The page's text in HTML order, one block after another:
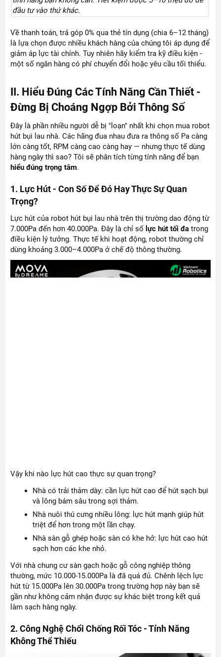
đầu tư vào thứ khác.
Về thanh toán, trả góp 0% qua thẻ tín dụng (chia 6–12 tháng)
là lựa chọn được nhiều khách hàng của chúng tôi áp dụng để
giảm áp lực tài chính. Tuy nhiên hãy kiểm tra kỹ điều kiện -
một số ngân hàng có phí chuyển đổi hoặc yêu cầu tối thiểu.
II. Hiểu Đúng Các Tính Năng Cần Thiết -
Đừng Bị Choáng Ngợp Bởi Thông Số
Đây là phần nhiều người dễ bị "loạn" nhất khi chọn mua robot
hút bụi lau nhà. Các hãng đua nhau đưa ra thông số Pa càng
lớn càng tốt, RPM càng cao càng hay — nhưng thực tế dùng
hàng ngày thì sao? Tôi sẽ phân tích từng tính năng để bạn
hiểu đúng trọng tâm.
1. Lực Hút - Con Số Để Đó Hay Thực Sự Quan
Trọng?
Lực hút của robot hút bụi lau nhà trên thị trường dao động từ
7.000Pa đến hơn 40.000Pa. Đây là chỉ số lực hút tối đa trong
điều kiện lý tưởng. Thực tế khi hoạt động, robot thường chỉ
dùng khoảng 3.000–4.000Pa ở chế độ thông thường.
Vậy khi nào lực hút cao thực sự quan trọng?
Nhà có trải thảm dày: cần lực hút cao để hút sạch bụi
và lông bám sâu trong sợi thảm.
Nhà nuôi thú cưng nhiều lông: lực hút mạnh giúp hút
triệt để hơn trong một lần chạy.
Nhà sàn gỗ ghép hoặc sàn có khe hở: lực hút cao hút
sạch hơn các khe nhỏ.
Với nhà chung cư sàn gạch hoặc gỗ công nghiệp thông
thường, mức 10.000-15.000Pa là đã quá đủ. Chênh lệch lực
hút từ 15.000Pa lên 30.000Pa trong trường hợp này bạn sẽ
gần như không cảm nhận được sự khác biệt trong kết quả
làm sạch hàng ngày.
2. Công Nghệ Chổi Chống Rối Tóc - Tính Năng
Không Thể Thiếu